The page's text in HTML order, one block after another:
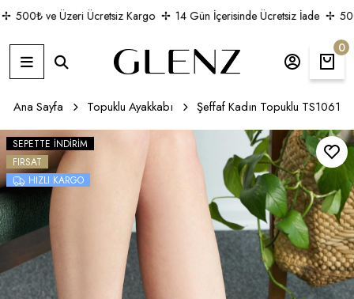
500₺ ve Üzeri Ücretsiz Kargo 14 Gün İçerisinde Ücretsiz İade
0
Ana Sayfa Topuklu Ayakkabı Şeffaf Kadın Topuklu TS1061
SEPETTE İNDIRIM
FIRSAT
HIZLI KARGO